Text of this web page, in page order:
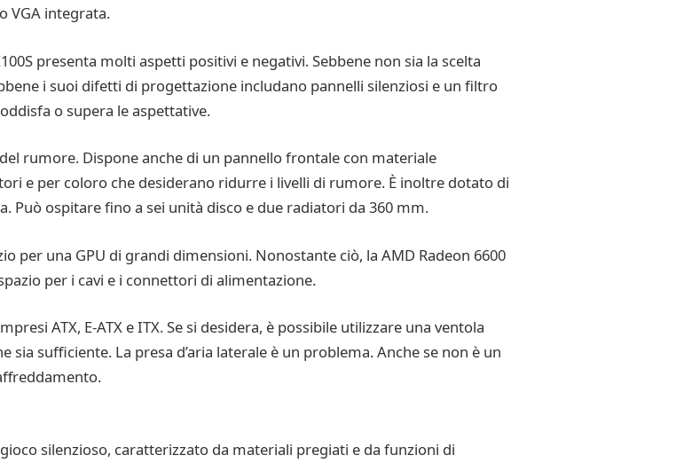
VGA integrata.
presenta molti aspetti positivi e negativi. Sebbene non sia la scelta
i suoi difetti di progettazione includano pannelli silenziosi e un filtro
o supera le aspettative.
rumore. Dispone anche di un pannello frontale con materiale
e per coloro che desiderano ridurre i livelli di rumore. È inoltre dotato di
Può ospitare fino a sei unità disco e due radiatori da 360 mm.
per una GPU di grandi dimensioni. Nonostante ciò, la AMD Radeon 6600
per i cavi e i connettori di alimentazione.
ATX, E-ATX e ITX. Se si desidera, è possibile utilizzare una ventola
sufficiente. La presa d’aria laterale è un problema. Anche se non è un
silenzioso, caratterizzato da materiali pregiati e da funzioni di